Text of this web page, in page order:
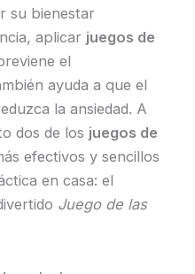
su bienestar
aplicar juegos de
el
ayuda a que el
la ansiedad. A
dos de los juegos de
efectivos y sencillos
en casa: el
Juego de las